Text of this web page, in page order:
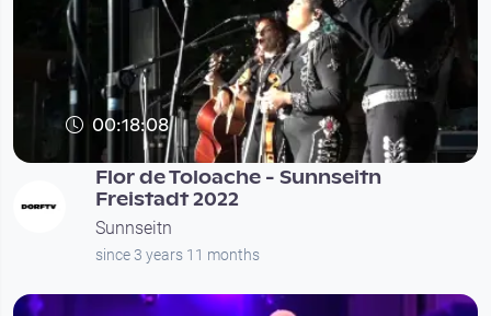
00:18:08
Flor de Toloache - Sunnseitn
Freistadt 2022
Sunnseitn
since 3 years 11 months